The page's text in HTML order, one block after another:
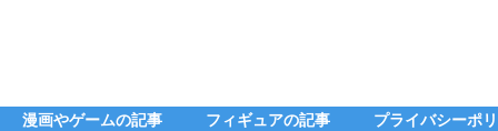
漫画やゲームの記事 フィギュアの記事 プライバシーポ